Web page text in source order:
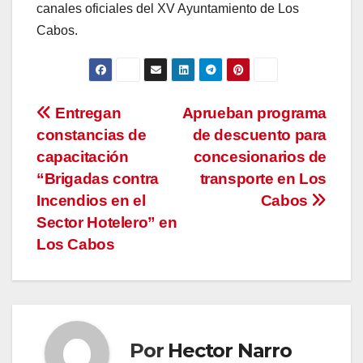
canales oficiales del XV Ayuntamiento de Los
Cabos.
Navegación
de
entradas
Aprueban programa
de descuento para
concesionarios de
transporte en Los
Cabos
Entregan
constancias de
capacitación
“Brigadas contra
Incendios en el
Sector Hotelero” en
Los Cabos
Por Hector Narro